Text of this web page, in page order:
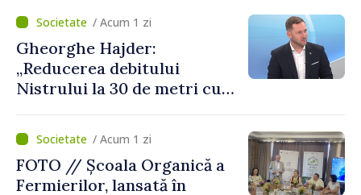
putea cumpăra nici curent
de avarie”/ Acum 1 zi
Gheorghe Hajder:
„Reducerea debitului
Nistrului la 30 de metri cubi
„catastrofă naturală”
/ Acum 1 zi
FOTO // Școala Organică a
Fermierilor, lansată în